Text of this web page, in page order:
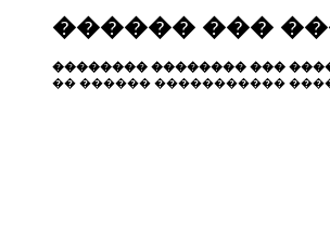
������ ���
�������� �������� ���
�� ������ �����������